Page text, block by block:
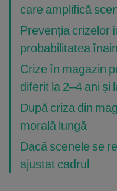
care amplifică
Prevenția crizelor
probabilitatea
Crize în magazin
diferit la 2–4 ani și
După criza din
morală lungă
Dacă scenele se
ajustat cadrul